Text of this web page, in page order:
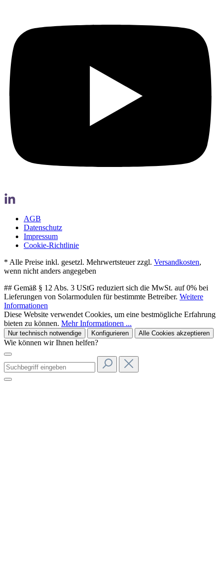
AGB
Datenschutz
Impressum
Cookie-Richtlinie
* Alle Preise inkl. gesetzl. Mehrwertsteuer zzgl. Versandkosten,
wenn nicht anders angegeben
## Gemäß § 12 Abs. 3 UStG reduziert sich die MwSt. auf 0% bei
Lieferungen von Solarmodulen für bestimmte Betreiber. Weitere
Informationen
Diese Website verwendet Cookies, um eine bestmögliche Erfahrung
bieten zu können. Mehr Informationen ...
Nur technisch notwendige Konfigurieren Alle Cookies akzeptieren
Wie können wir Ihnen helfen?